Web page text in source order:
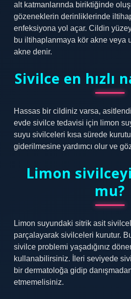
alt katmanlarında biriktiğinde
gözeneklerin derinliklerinde
enfeksiyona yol açar. Cildin
bu iltihaplanmaya kör akne veya
akne denir.
Sivilce en hızlı
Hassas bir cildiniz varsa,
evde sivilce tedavisi için limon
suyu sivilceleri kısa sürede
giderilmesine yardımcı olur ve
Limon
mu?
Limon suyundaki sitrik asit
parçalayarak sivilceleri kurutur.
sivilce problemi yaşadığınız
kullanabilirsiniz. İleri seviyede
bir dermatoloğa gidip
etmemelisiniz.